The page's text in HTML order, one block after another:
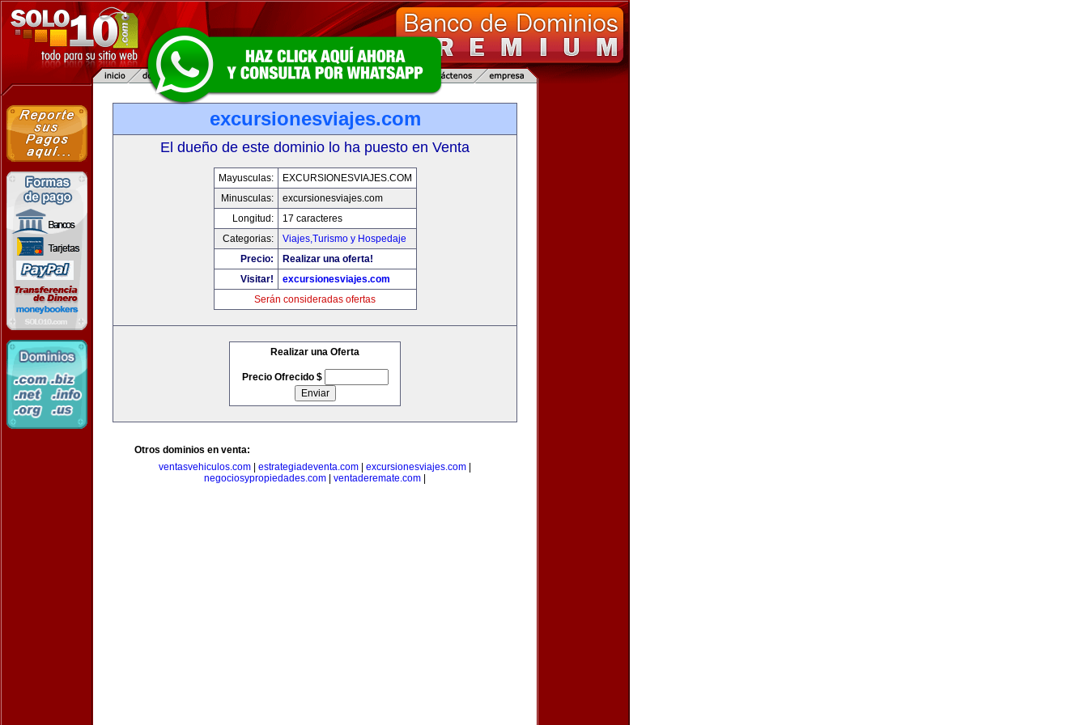
excursionesviajes.com
El dueño de este dominio lo ha puesto en Venta
Mayusculas:
EXCURSIONESVIAJES.COM
Minusculas:
excursionesviajes.com
Longitud:
17 caracteres
Categorias:
Viajes,Turismo y Hospedaje
Precio:
Realizar una oferta!
Visitar!
excursionesviajes.com
Serán consideradas ofertas
Realizar una Oferta
Precio Ofrecido $
Otros dominios en venta:
ventasvehiculos.com
estrategiadeventa.com excursionesviajes.com
negociosypropiedades.com
ventaderemate.com